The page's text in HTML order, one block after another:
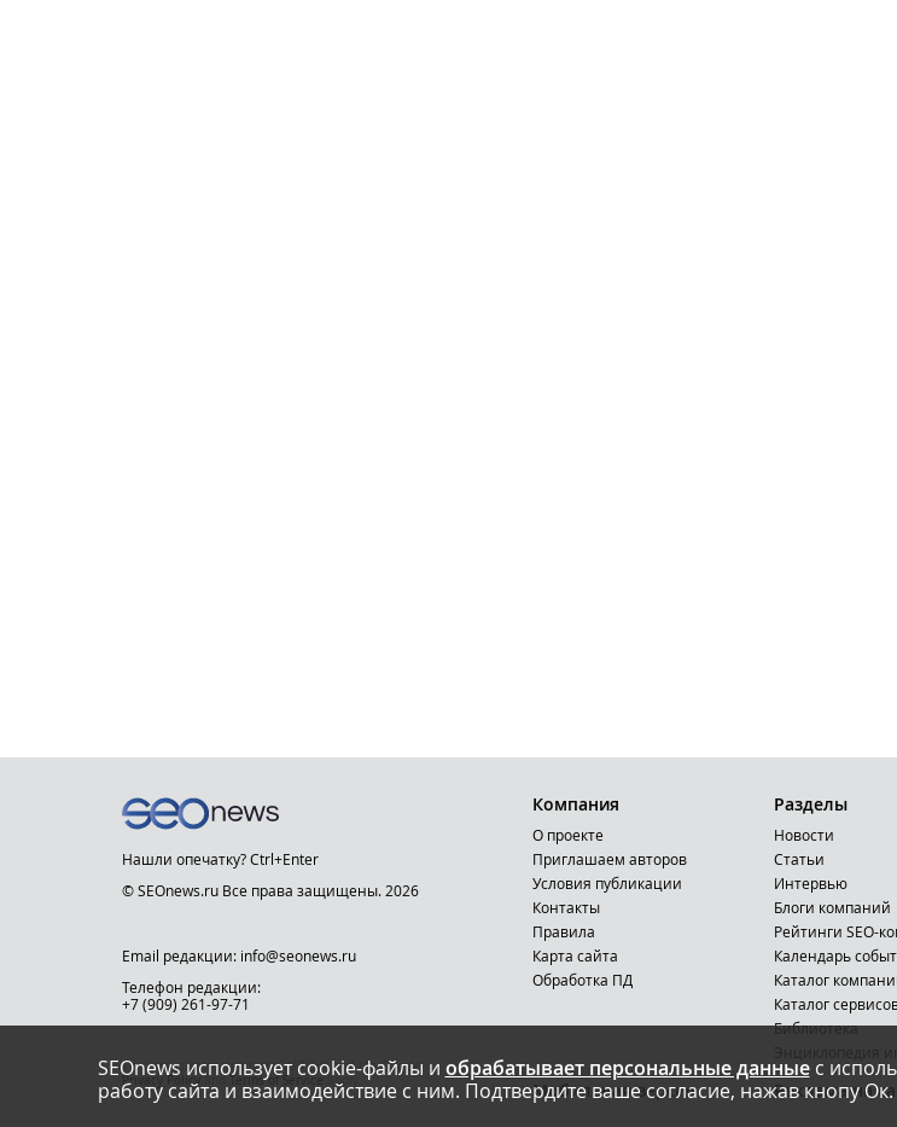
SEOnews использует cookie-файлы и обрабатывает персональные данныес
работу сайта и взаимодействие с ним. Подтвердите ваше согласие, нажав кнопу Ок.
Нашли опечатку? Ctrl+Enter
© SEOnews.ru Все права защищены. 2026
Email редакции: info@seonews.ru
Телефон редакции:
+7 (909) 261-97-71
This site is protected by reCAPTCHA and the Google
Privacy Policyand Terms of Serviceapply.
Компания
О проекте
Приглашаем авторов
Условия публикации
Контакты
Правила
Карта сайта
Обработка ПД
Мобильная версия
Разделы
Новости
Статьи
Интервью
Блоги компаний
Рейтинги SEO-
Календарь
Каталог
Каталог
Библиотека
Реклама на